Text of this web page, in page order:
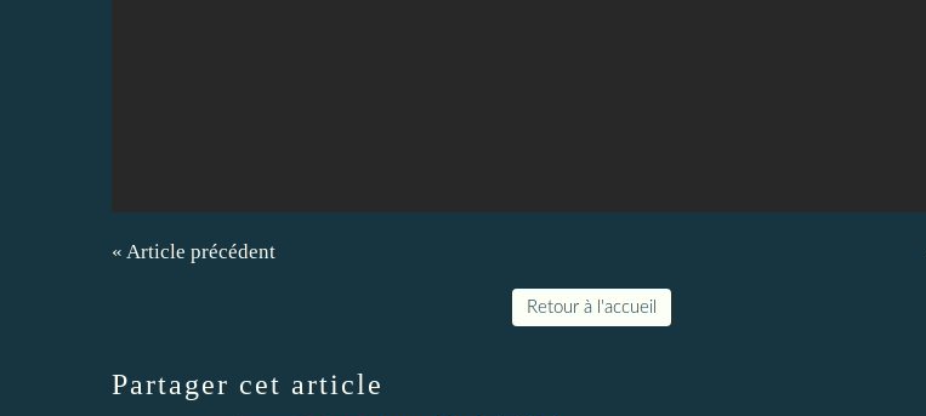
« Article précédent
Retour à l'accueil
Partager cet article